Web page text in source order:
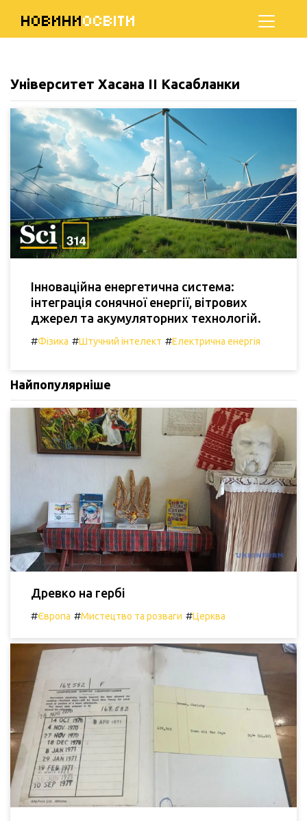
НОВИНИОСВІТИ
Університет Хасана II Касабланки
Інноваційна енергетична система:
інтеграція сонячної енергії, вітрових
джерел та акумуляторних технологій.
#Фізика #Штучний інтелект #Електрична енергія
Найпопулярніше
Древко на гербі
#Європа #Мистецтво та розваги #Церква